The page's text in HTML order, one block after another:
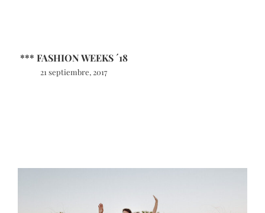
*** FASHION WEEKS ´18
21 septiembre, 2017